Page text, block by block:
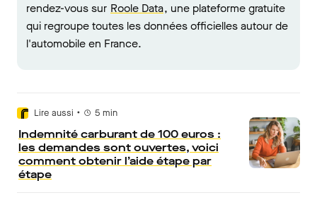
rendez-vous sur Roole Data, une plateforme gratuite
qui regroupe toutes les données officielles autour de
l'automobile en France.
Lire aussi • 5 min
Indemnité carburant de 100 euros :
les demandes sont ouvertes, voici
comment obtenir l’aide étape par
étape